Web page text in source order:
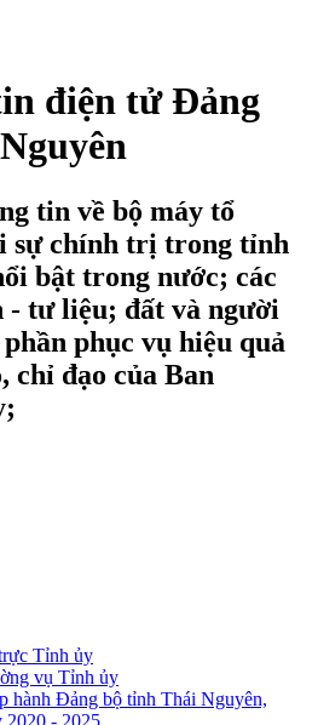
điện tử Đảng
tin về bộ máy tổ
sự chính trị trong tỉnh
bật trong nước; các
- tư liệu; đất và người
phục vụ hiệu quả
chỉ đạo của Ban
Tỉnh ủy
vụ Tỉnh ủy
hành Đảng bộ tỉnh Thái Nguyên,
2020 - 2025